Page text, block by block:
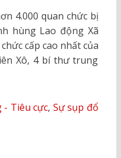
4.000 quan chức bị
hùng Lao động Xã
cấp cao nhất của
Xô, 4 bí thư trung
- Tiêu cực, Sự sụp đổ